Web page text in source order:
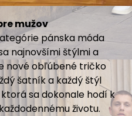
mužov
pánska móda
najnovšími štýlmi a
nové obľúbené tričko
šatník a každý štýl
sa dokonale hodí k
životu.